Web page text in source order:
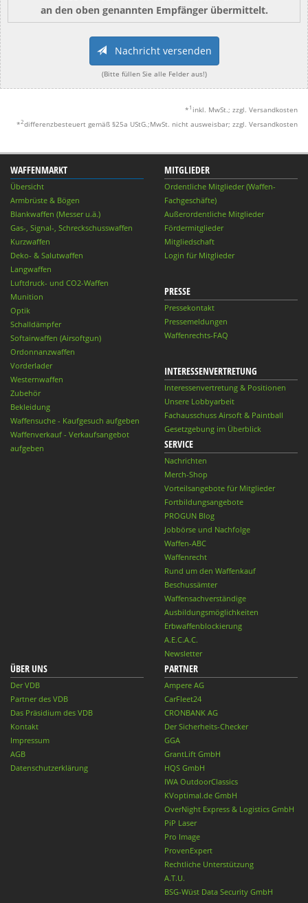
an den oben genannten Empfänger übermittelt.
Nachricht versenden
(Bitte füllen Sie alle Felder aus!)
* 1 inkl. MwSt.; zzgl. Versandkosten
*2differenzbesteuert gemäß §25a UStG.;MwSt. nicht ausweisbar; zzgl. Versandkosten
WAFFENMARKT
Übersicht
Armbrüste & Bögen
Blankwaffen (Messer u.ä.)
Gas-, Signal-, Schreckschusswaffen
Kurzwaffen
Deko- & Salutwaffen
Langwaffen
Luftdruck- und CO2-Waffen
Munition
Optik
Schalldämpfer
Softairwaffen (Airsoftgun)
Ordonnanzwaffen
Vorderlader
Westernwaffen
Zubehör
Bekleidung
Waffensuche - Kaufgesuch aufgeben
Waffenverkauf - Verkaufsangebot
aufgeben
MITGLIEDER
Ordentliche Mitglieder (Waffen-
Fachgeschäfte)
Außerordentliche Mitglieder
Fördermitglieder
Mitgliedschaft
Login für Mitglieder
PRESSE
Pressekontakt
Pressemeldungen
Waffenrechts-FAQ
INTERESSENVERTRETUNG
Interessenvertretung & Positionen
Unsere Lobbyarbeit
Fachausschuss Airsoft & Paintball
Gesetzgebung im Überblick
SERVICE
Nachrichten
Merch-Shop
Vorteilsangebote für Mitglieder
Fortbildungsangebote
PROGUN Blog
Jobbörse und Nachfolge
Waffen-ABC
Waffenrecht
Rund um den Waffenkauf
Beschussämter
Waffensachverständige
Ausbildungsmöglichkeiten
Erbwaffenblockierung
A.E.C.A.C.
Newsletter
ÜBER UNS
Der VDB
Partner des VDB
Das Präsidium des VDB
Kontakt
Impressum
AGB
Datenschutzerklärung
PARTNER
Ampere AG
CarFleet24
CRONBANK AG
Der Sicherheits-Checker
GGA
GrantLift GmbH
HQS GmbH
IWA OutdoorClassics
KVoptimal.de GmbH
OverNight Express & Logistics GmbH
PiP Laser
Pro Image
ProvenExpert
Rechtliche Unterstützung
A.T.U.
BSG-Wüst Data Security GmbH